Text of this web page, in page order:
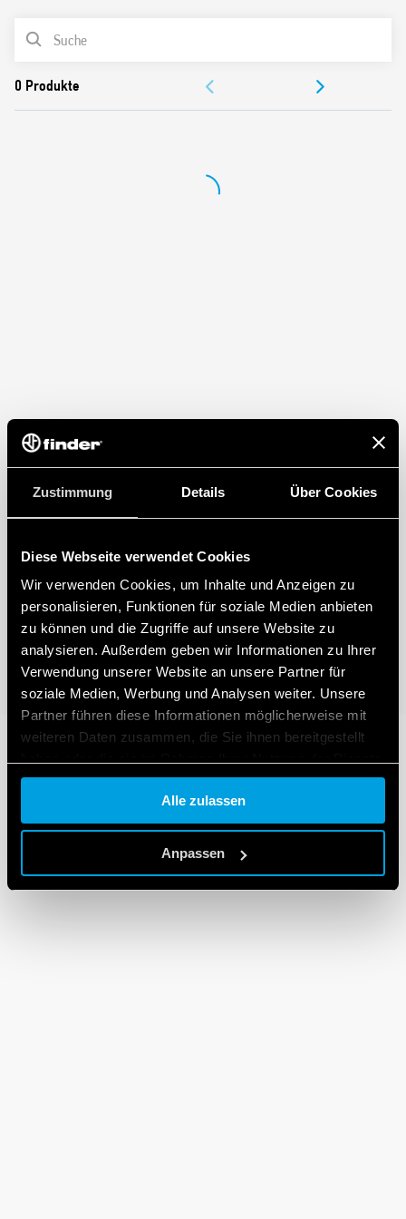
Zustimmung Details Über Cookies
Diese Webseite verwendet Cookies
Wir verwenden Cookies, um Inhalte und Anzeigen zu
personalisieren, Funktionen für soziale Medien anbieten
zu können und die Zugriffe auf unsere Website zu
analysieren. Außerdem geben wir Informationen zu Ihrer
Verwendung unserer Website an unsere Partner für
soziale Medien, Werbung und Analysen weiter. Unsere
Partner führen diese Informationen möglicherweise mit
weiteren Daten zusammen, die Sie ihnen bereitgestellt
gesammelt haben.
Cookie policy.
Alle zulassen
Anpassen
Identifikationsetikett
UL Listung (Relais/Sockel/Jumper Link)
PRODUKTLISTE
ZULASSUNGEN